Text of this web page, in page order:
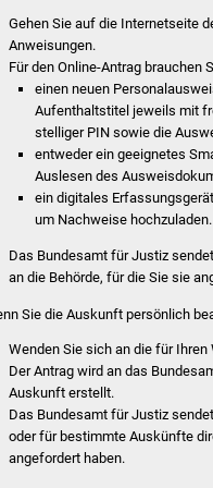
Gehen Sie auf die Internetseite
Anweisungen.
Für den Online-Antrag brauchen
einen neuen
Aufenthaltstitel jeweils mit
stelliger PIN sowie die
entweder ein geeignetes
Auslesen des
ein digitales
um Nachweise hochzuladen.
Das Bundesamt für Justiz
an die Behörde, für die Sie sie
Sie die Auskunft persönlich
Wenden Sie sich an die für
Der Antrag wird an das
Auskunft erstellt.
Das Bundesamt für Justiz
oder für bestimmte Auskünfte
angefordert haben.